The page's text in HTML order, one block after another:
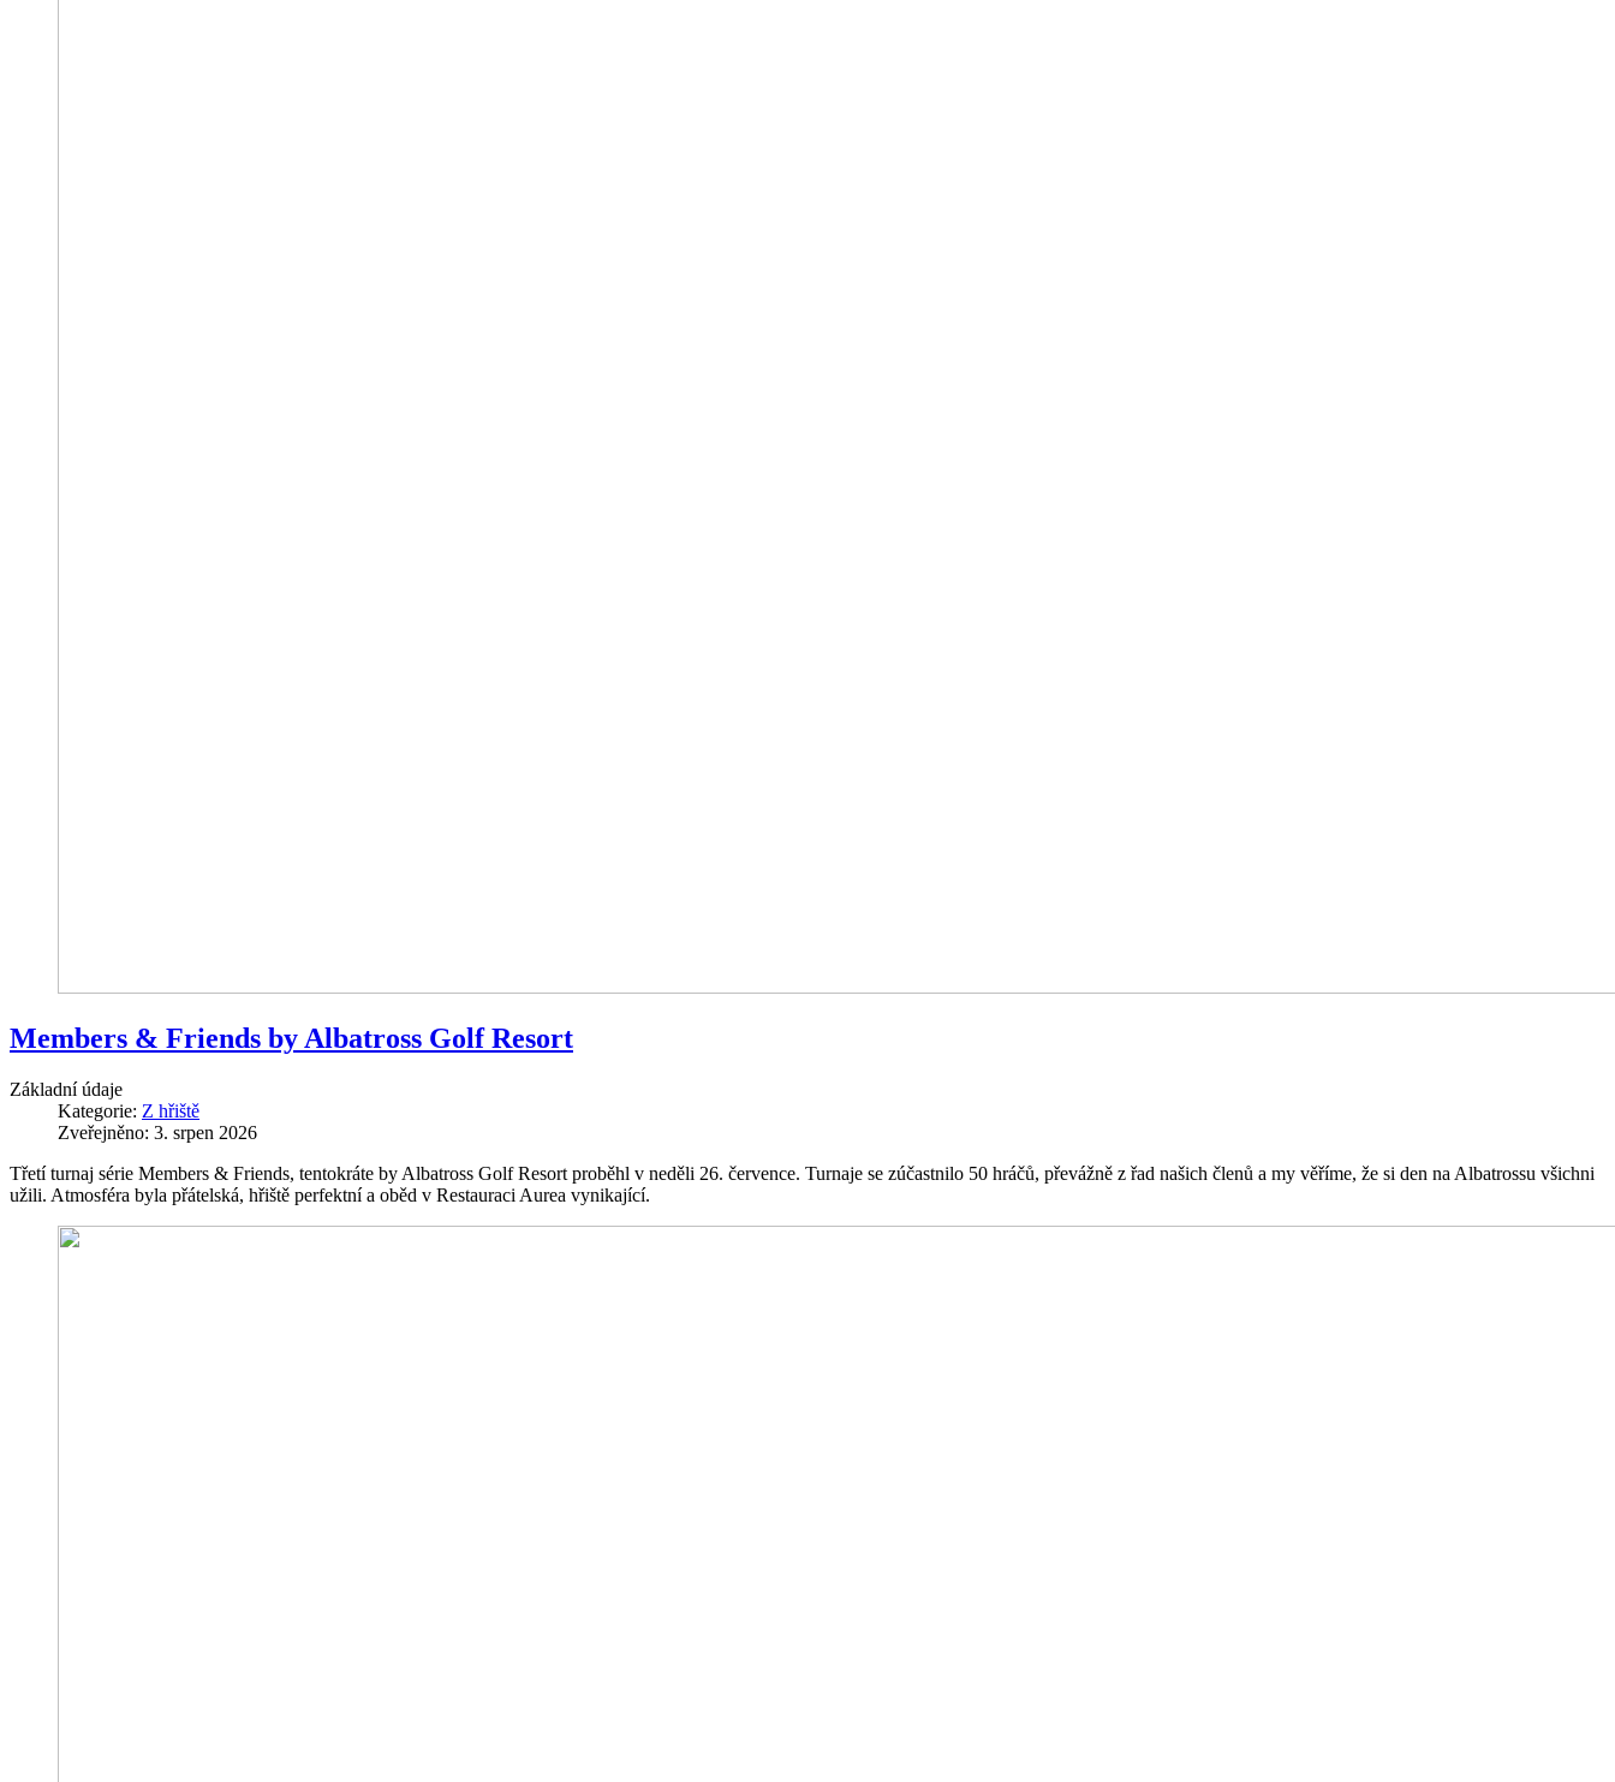
Members & Friends by Albatross Golf Resort
Základní údaje
Kategorie: Z hřiště
Zveřejněno: 3. srpen 2026
Třetí turnaj série Members & Friends, tentokráte by Albatross Golf Resort proběhl v neděli 26. července. Turnaje se zúčastnilo 50 hráčů, převážně z řad našich členů a my věříme, že si den na Albatrossu všichni
užili. Atmosféra byla přátelská, hřiště perfektní a oběd v Restauraci Aurea vynikající.